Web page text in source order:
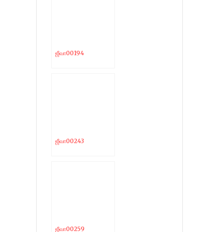
ஜீவா00194
ஜீவா00243
ஜீவா00259